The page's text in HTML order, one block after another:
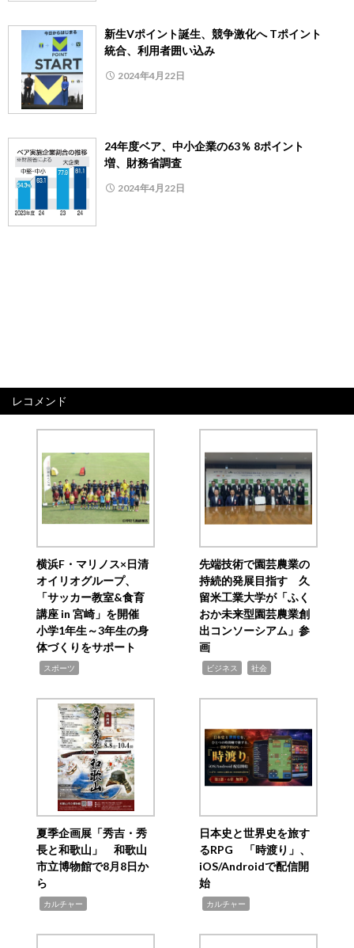
新生Vポイント誕生、競争激化へ Tポイント
統合、利用者囲い込み
2024年4月22日
24年度ベア、中小企業の63％ 8ポイント
増、財務省調査
2024年4月22日
レコメンド
横浜F・マリノス×日清
オイリオグループ、
「サッカー教室&食育
講座 in 宮崎」を開催
小学1年生～3年生の身
体づくりをサポート
スポーツ
先端技術で園芸農業の
持続的発展目指す 久
留米工業大学が「ふく
おか未来型園芸農業創
出コンソーシアム」参
画
ビジネス 社会
夏季企画展「秀吉・秀
長と和歌山」 和歌山
市立博物館で8月8日か
ら
カルチャー
日本史と世界史を旅す
るRPG 「時渡り」、
iOS/Androidで配信開
始
カルチャー